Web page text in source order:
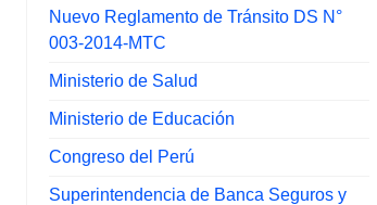
Nuevo Reglamento de Tránsito DS N°
003-2014-MTC
Ministerio de Salud
Ministerio de Educación
Congreso del Perú
Superintendencia de Banca Seguros y